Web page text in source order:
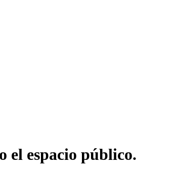
el espacio público.